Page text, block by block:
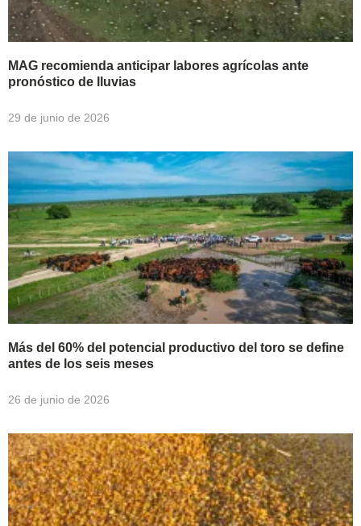
MAG recomienda anticipar labores agrícolas ante
pronóstico de lluvias
29 de junio de 2026
Más del 60% del potencial productivo del toro se define
antes de los seis meses
26 de junio de 2026